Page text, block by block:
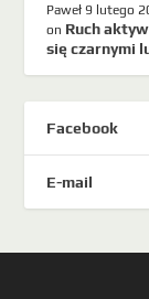
Paweł 9 lutego
on Ruch
się czarnymi
Facebook
E-mail